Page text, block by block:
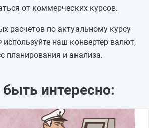
81,2258
-0,1508
от коммерческих курсов.
расчетов по актуальному курсу
наш конвертер валют,
планирования и анализа.
интересно: